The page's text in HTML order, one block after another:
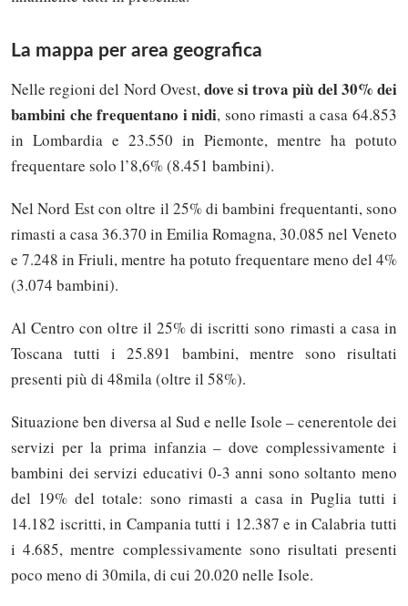
La mappa per area geografica
Nelle regioni del Nord Ovest,dove si trova più del 30% dei
bambini che frequentano i nidi, sono rimasti a casa 64.853
in Lombardia e 23.550 in Piemonte, mentre ha potuto
frequentare solo l’8,6% (8.451 bambini).
Nel Nord Est con oltre il 25% di bambini frequentanti, sono
rimasti a casa 36.370 in Emilia Romagna, 30.085 nel Veneto
e 7.248 in Friuli, mentre ha potuto frequentare meno del 4%
(3.074 bambini).
Al Centro con oltre il 25% di iscritti sono rimasti a casa in
Toscana tutti i 25.891 bambini, mentre sono risultati
presenti più di 48mila (oltre il 58%).
Situazione ben diversa al Sud e nelle Isole – cenerentole dei
servizi per la prima infanzia – dove complessivamente i
bambini dei servizi educativi 0-3 anni sono soltanto meno
del 19% del totale: sono rimasti a casa in Puglia tutti i
14.182 iscritti, in Campania tutti i 12.387 e in Calabria tutti
i 4.685, mentre complessivamente sono risultati presenti
poco meno di 30mila, di cui 20.020 nelle Isole.